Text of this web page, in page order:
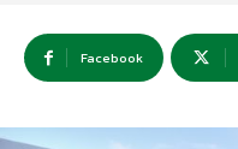
Facebook